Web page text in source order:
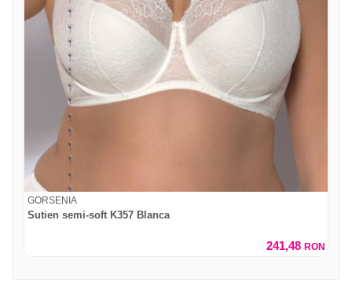
GORSENIA
Sutien semi-soft K357 Blanca
241,48 RON